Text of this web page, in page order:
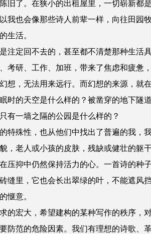
旧了。在狭小的出租屋里，一切崭新都
我也会像那些诗人前辈一样，向往田园
生活。
注定回不去的，甚至都不清楚那种生活
考研、工作、加班，带来了焦虑和疲惫
想，无法用来远行。而幻想的来源，就
的天空是什么样的？被凿穿的地下隧
有一墙之隔的公园是什么样的？
特殊性，也从他们中找出了普遍的我，
，老人或小孩的皮肤，残缺或健壮的躯
压抑中仍然保持活力的心。一首诗的种
缝里，它也会长出翠绿的叶，不能遮风
惬意。
的宏大，希望建构的某种写作的秩序，
防范的危险因素。我们有理想的诗歌、